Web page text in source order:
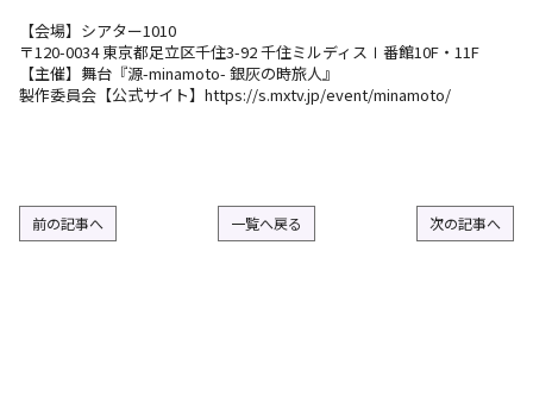
【会場】シアター1010
〒120-0034 東京都足立区千住3-92 千住ミルディスⅠ番館10F・11F
【主催】舞台『源-minamoto- 銀灰の時旅人』
製作委員会【公式サイト】https://s.mxtv.jp/event/minamoto/
次の記事へ
一覧へ戻る
前の記事へ